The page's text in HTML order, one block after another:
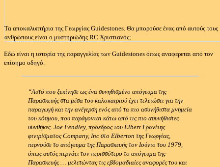
Τα αποκαλυπτήρια της Γεωργίας Guidestones. Θα μπορούσε ένας από αυτούς τους
ανθρώπους είναι ο μυστηριώδης RC Χριστιανός;
Εδώ είναι η ιστορία της παραγγελίας των Guidestones όπως αναφερεται από τον
επίσημο οδηγό.
“Αυτό που ξεκίνησε ως ένα συνηθισμένο απόγευμα της
Παρασκευής στα μέσα του καλοκαιριού έχει τελειώσει για την
παραγωγή και την ανέγερση ενός από τα πιο ασυνήθιστα μνημεία
του κόσμου, που παράγονται κάτω από τις πιο ασυνήθιστες
συνθήκες. Joe Fendley, πρόεδρος του Elbert Γρανίτης
φινιρίσματος Company, Inc στο Elberton της Γεωργίας,
περνούσε το απόγευμα της Παρασκευής τον Ιούνιο του 1979,
όπως αυτός περνάει τον περισσότερο το απόγευμα της
Παρασκευής … μελετώντας τις εβδομαδιαίες αναφορές του και